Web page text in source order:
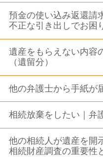
預金の使い込み返還請
不正な引き出しでお困
遺産をもらえない内容
（遺留分）
他の弁護士から手紙が
相続放棄をしたい｜弁
他の相続人が遺産を
相続財産調査の重要性